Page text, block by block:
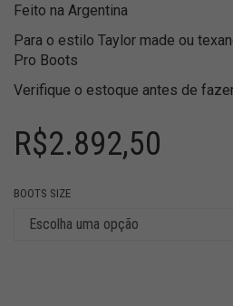
Feito na Argentina
Para o estilo Taylor made ou
Pro Boots
Verifique o estoque antes de
R$2.892,50
BOOTS SIZE